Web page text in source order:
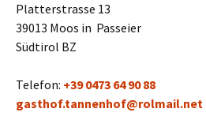
Platterstrasse 13
39013 Moos in Passeier
Südtirol BZ
Telefon: +39 0473 64 90 88
gasthof.tannenhof@rolmail.net